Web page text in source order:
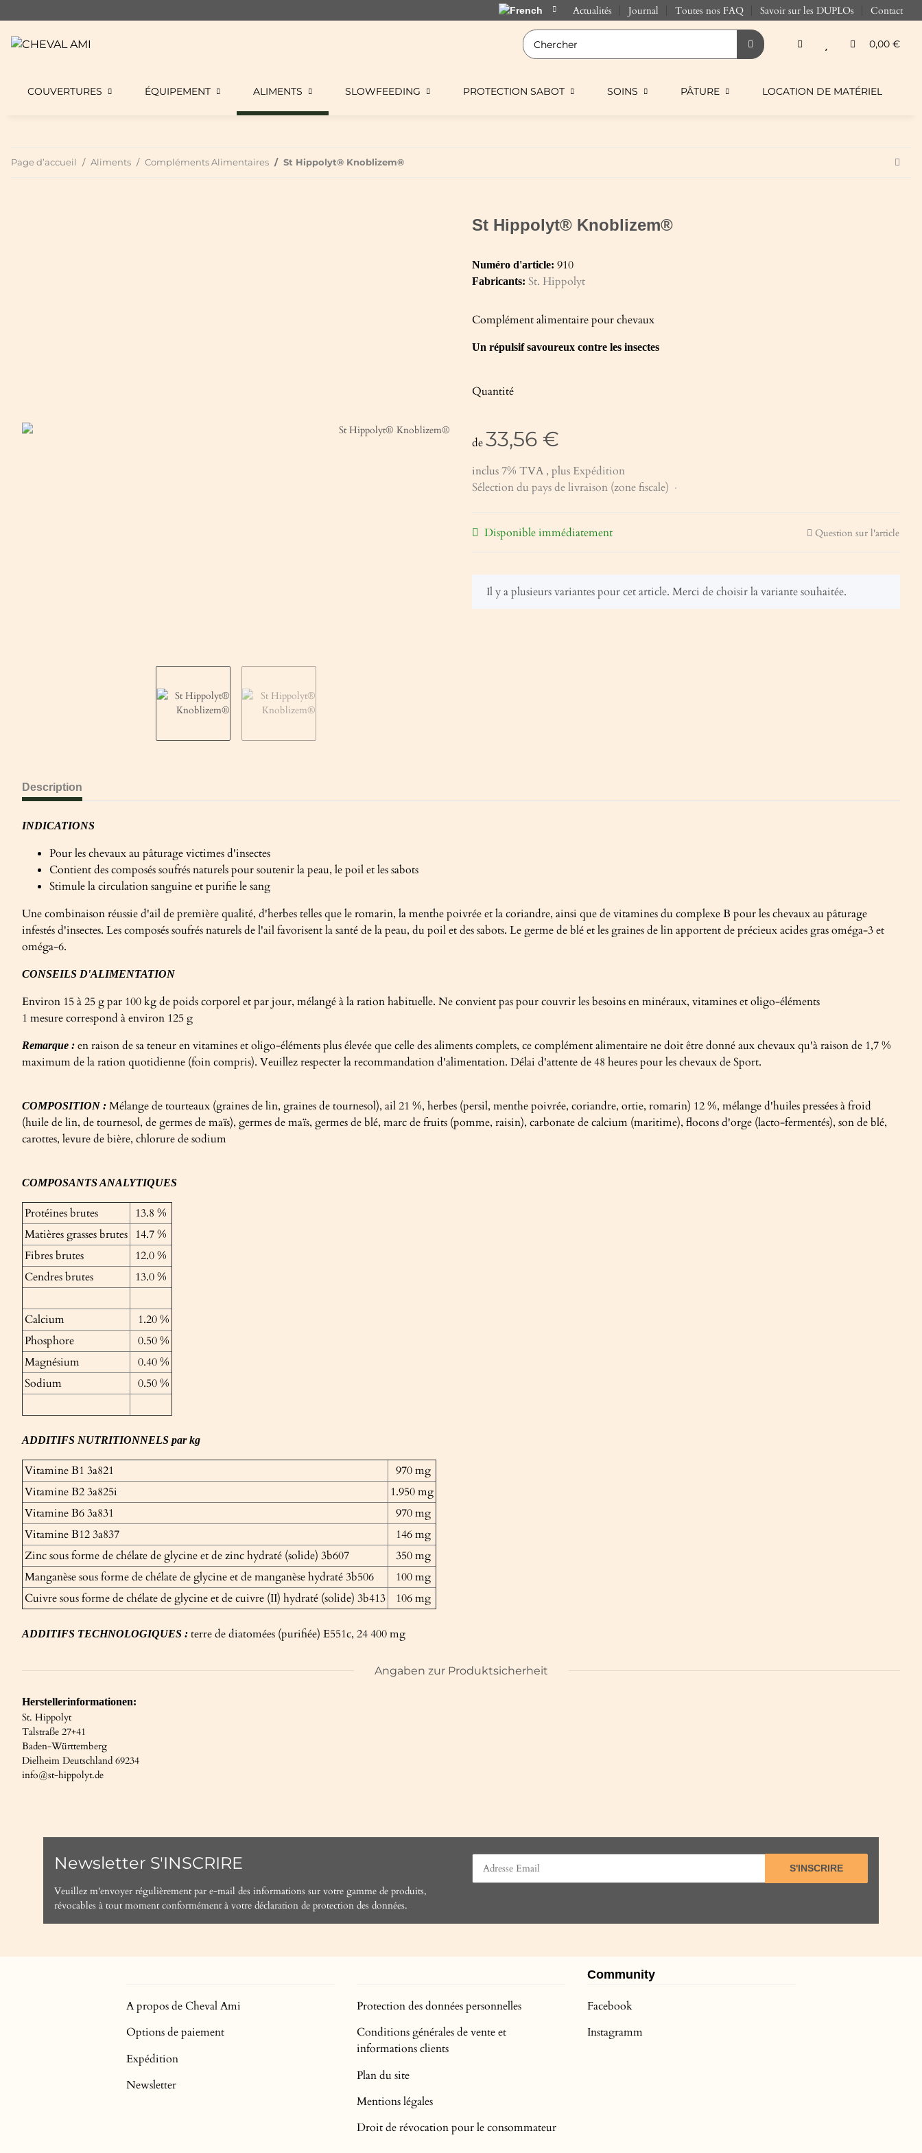
Actualités Journal Toutes nos FAQ Savoir sur les DUPLOs Contact
0,00 €
COUVERTURES ÉQUIPEMENT ALIMENTS SLOWFEEDING PROTECTION SABOT SOINS PÂTURE LOCATION DE MATÉRIEL
Page d’accueil Aliments Compléments Alimentaires St Hippolyt® Knoblizem®
St Hippolyt® Knoblizem®
Numéro d'article: 910
Fabricants: St. Hippolyt
Complément alimentaire pour chevaux
Un répulsif savoureux contre les insectes
Quantité
de33,56 €
inclus 7% TVA , plusExpédition
Sélection du pays de livraison (zone fiscale)
Disponible immédiatement Question sur l'article
x
Il y a plusieurs variantes pour cet article. Merci de choisir la variante souhaitée.
Description
INDICATIONS
Pour les chevaux au pâturage victimes d'insectes
Contient des composés soufrés naturels pour soutenir la peau, le poil et les sabots
Stimule la circulation sanguine et purifie le sang
Une combinaison réussie d'ail de première qualité, d'herbes telles que le romarin, la menthe poivrée et la coriandre, ainsi que de vitamines du complexe B pour les chevaux au pâturage
infestés d'insectes. Les composés soufrés naturels de l'ail favorisent la santé de la peau, du poil et des sabots. Le germe de blé et les graines de lin apportent de précieux acides gras oméga-3 et
oméga-6.
CONSEILS D'ALIMENTATION
Environ 15 à 25 g par 100 kg de poids corporel et par jour, mélangé à la ration habituelle. Ne convient pas pour couvrir les besoins en minéraux, vitamines et oligo-éléments
1 mesure correspond à environ 125 g
Remarque : en raison de sa teneur en vitamines et oligo-éléments plus élevée que celle des aliments complets, ce complément alimentaire ne doit être donné aux chevaux qu'à raison de 1,7 %
maximum de la ration quotidienne (foin compris). Veuillez respecter la recommandation d'alimentation. Délai d'attente de 48 heures pour les chevaux de Sport.
COMPOSITION : Mélange de tourteaux (graines de lin, graines de tournesol), ail 21 %, herbes (persil, menthe poivrée, coriandre, ortie, romarin) 12 %, mélange d'huiles pressées à froid
(huile de lin, de tournesol, de germes de maïs), germes de maïs, germes de blé, marc de fruits (pomme, raisin), carbonate de calcium (maritime), flocons d'orge (lacto-fermentés), son de blé,
carottes, levure de bière, chlorure de sodium
COMPOSANTS ANALYTIQUES
Protéines brutes
13.8 %
Matières grasses brutes 14.7 %
Fibres brutes
12.0 %
Cendres brutes
13.0 %
Calcium
1.20 %
Phosphore
0.50 %
Magnésium
0.40 %
Sodium
0.50 %
ADDITIFS NUTRITIONNELS par kg
Vitamine B1 3a821
970 mg
Vitamine B2 3a825i
1.950 mg
Vitamine B6 3a831
970 mg
Vitamine B12 3a837
146 mg
Zinc sous forme de chélate de glycine et de zinc hydraté (solide) 3b607
350 mg
Manganèse sous forme de chélate de glycine et de manganèse hydraté 3b506
100 mg
Cuivre sous forme de chélate de glycine et de cuivre (II) hydraté (solide) 3b413
106 mg
ADDITIFS TECHNOLOGIQUES : terre de diatomées (purifiée) E551c, 24 400 mg
Angaben zur Produktsicherheit
Herstellerinformationen:
St. Hippolyt
Talstraße 27+41
Baden-Württemberg
Dielheim Deutschland 69234
info@st-hippolyt.de
Newsletter S'INSCRIRE
Veuillez m'envoyer régulièrement par e-mail des informations sur votre gamme de produits,
révocables à tout moment conformément à votre déclaration de protection des données.
S'INSCRIRE
A propos de Cheval Ami
Options de paiement
Expédition
Newsletter
Protection des données personnelles
Conditions générales de vente et
informations clients
Plan du site
Mentions légales
Droit de révocation pour le consommateur
Community
Facebook
Instagramm